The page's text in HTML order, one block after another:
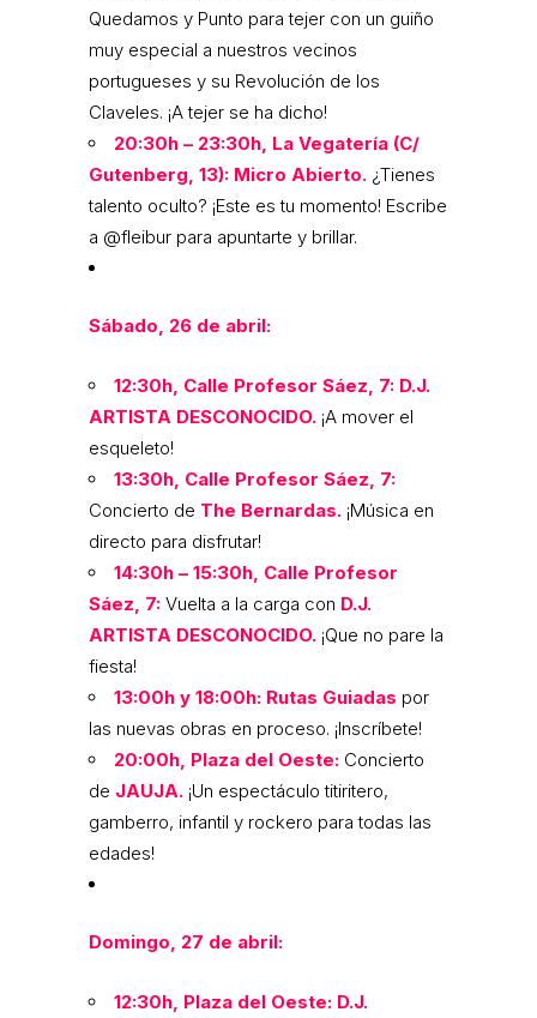
Quedamos y Punto para tejer con un guiño
muy especial a nuestros vecinos
portugueses y su Revolución de los
Claveles. ¡A tejer se ha dicho!
20:30h – 23:30h, La Vegatería (C/
Gutenberg, 13): Micro Abierto. ¿Tienes
talento oculto? ¡Este es tu momento! Escribe
a @fleibur para apuntarte y brillar.
Sábado, 26 de abril:
12:30h, Calle Profesor Sáez, 7: D.J.
ARTISTA DESCONOCIDO. ¡A mover el
esqueleto!
13:30h, Calle Profesor Sáez, 7:
Concierto de The Bernardas. ¡Música en
directo para disfrutar!
14:30h – 15:30h, Calle Profesor
Sáez, 7: Vuelta a la carga con D.J.
ARTISTA DESCONOCIDO. ¡Que no pare la
fiesta!
13:00h y 18:00h: Rutas Guiadas por
las nuevas obras en proceso. ¡Inscríbete!
20:00h, Plaza del Oeste: Concierto
de JAUJA. ¡Un espectáculo titiritero,
gamberro, infantil y rockero para todas las
edades!
Domingo, 27 de abril:
12:30h, Plaza del Oeste: D.J.